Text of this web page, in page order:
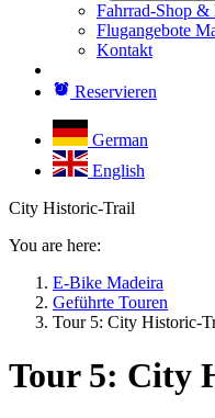
Fahrrad-Shop &
Flugangebote
Kontakt
Reservieren
German
English
City Historic-Trail
You are here:
E-Bike Madeira
Geführte Touren
Tour 5: City Historic-
Tour 5: City